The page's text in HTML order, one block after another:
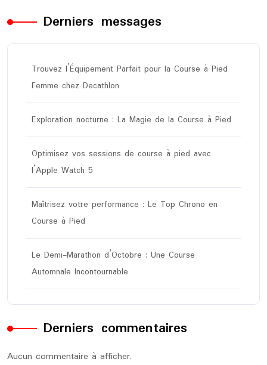
Derniers messages
Trouvez l’Équipement Parfait pour la Course à Pied
Femme chez Decathlon
Exploration nocturne : La Magie de la Course à Pied
Optimisez vos sessions de course à pied avec
l’Apple Watch 5
Maîtrisez votre performance : Le Top Chrono en
Course à Pied
Le Demi-Marathon d’Octobre : Une Course
Automnale Incontournable
Derniers commentaires
Aucun commentaire à afficher.